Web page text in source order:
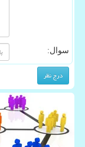
سوال: